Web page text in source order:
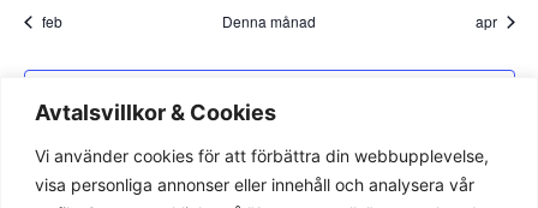
Avtalsvillkor & Cookies
Vi använder cookies för att förbättra din webbupplevelse,
visa personliga annonser eller innehåll och analysera vår
feb Denna månad apr
Prenumerera på kalender